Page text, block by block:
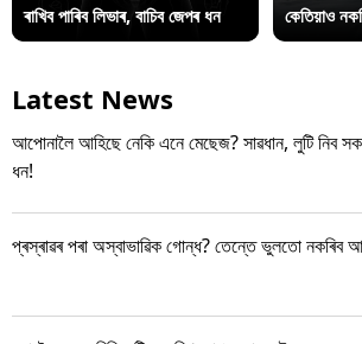
ৰাখিব পাৰিব লিভাৰ, বাচিব জেপৰ ধন
কেতিয়াও
Latest News
আপোনালৈ আহিছে নেকি এনে মেছেজ? সাৱধান, লুটি নিব
ধন!
প্ৰস্ৰাৱৰ পৰা অস্বাভাৱিক গোন্ধ? তেন্তে ভুলতো নকৰিব